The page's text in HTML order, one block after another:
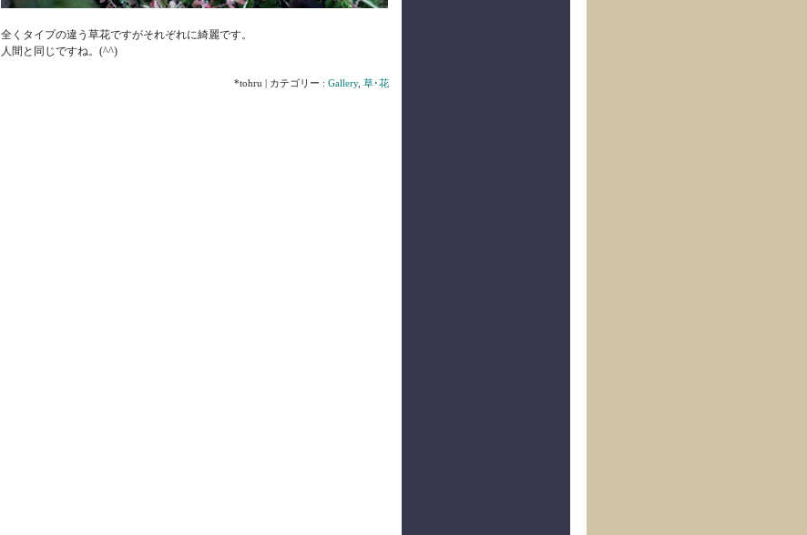
全くタイプの違う草花ですがそれぞれに綺麗です。
人間と同じですね。(^^)
*tohru | カテゴリー : Gallery, 草･花